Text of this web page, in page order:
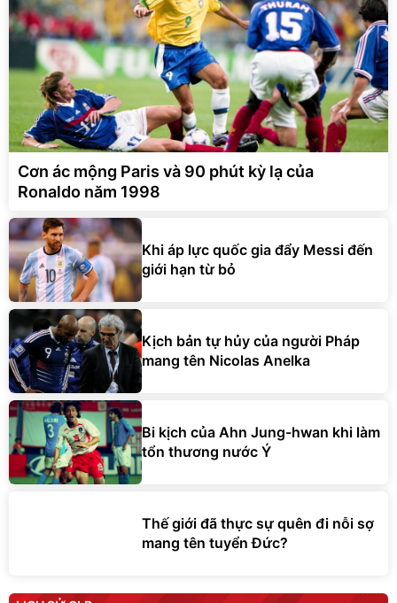
Cơn ác mộng Paris và 90 phút kỳ lạ của
Ronaldo năm 1998
Khi áp lực quốc gia đẩy Messi đến
giới hạn từ bỏ
Kịch bản tự hủy của người Pháp
mang tên Nicolas Anelka
Bi kịch của Ahn Jung-hwan khi làm
tổn thương nước Ý
Thế giới đã thực sự quên đi nỗi sợ
mang tên tuyển Đức?